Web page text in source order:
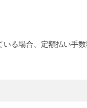
る場合、定額払い手